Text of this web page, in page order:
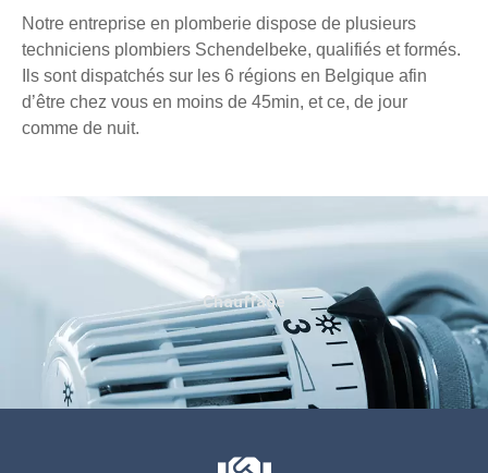
Notre entreprise en plomberie dispose de plusieurs
techniciens plombiers Schendelbeke, qualifiés et formés.
Ils sont dispatchés sur les 6 régions en Belgique afin
d’être chez vous en moins de 45min, et ce, de jour
comme de nuit.
Chauffage